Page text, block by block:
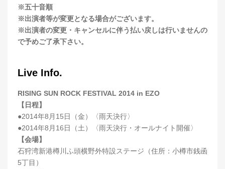
※五十音順
※出演者等が変更となる場合がございます。
※出演者の変更・キャンセルに伴う払い戻しは行いませんの
で予めご了承下さい。
Live Info.
RISING SUN ROCK FESTIVAL 2014 in EZO
【日程】
●2014年8月15日（金）〈雨天決行〉
●2014年8月16日（土）〈雨天決行・オールナイト開催〉
【会場】
石狩湾新港樽川ふ頭横野外特設ステージ（住所：小樽市銭函
5丁目）